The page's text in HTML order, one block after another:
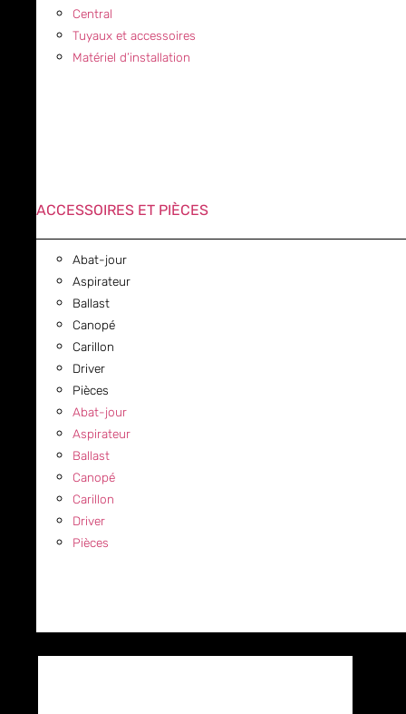
Central
Tuyaux et accessoires
Matériel d’installation
ACCESSOIRES ET PIÈCES
Abat-jour
Aspirateur
Ballast
Canopé
Carillon
Driver
Pièces
Abat-jour
Aspirateur
Ballast
Canopé
Carillon
Driver
Pièces